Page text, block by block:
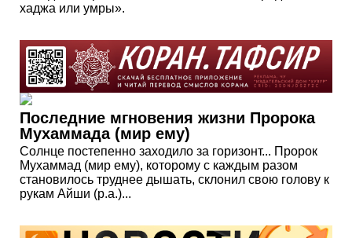
хаджа или умры».
Последние мгновения жизни Пророка
Мухаммада (мир ему)
Солнце постепенно заходило за горизонт... Пророк
Мухаммад (мир ему), которому с каждым разом
становилось труднее дышать, склонил свою голову к
рукам Айши (р.а.)...